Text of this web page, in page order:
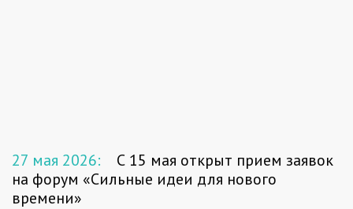
27 мая 2026:
С 15 мая открыт прием заявок
на форум «Сильные идеи для нового
времени»